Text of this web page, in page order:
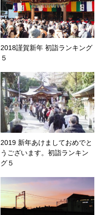
2018謹賀新年 初詣ランキング
５
2019 新年あけましておめでと
うございます。初詣ランキン
グ５